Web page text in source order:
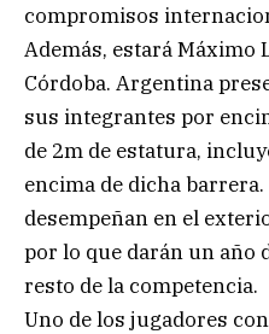
compromisos
Además, estará Máximo
Córdoba. Argentina
sus integrantes por
de 2m de estatura,
encima de dicha
desempeñan en el
por lo que darán un año
resto de la competencia.
Uno de los jugadores